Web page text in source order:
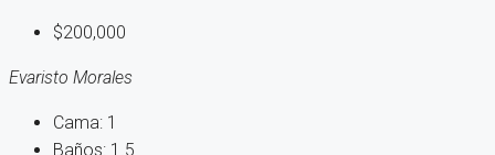
$200,000
Evaristo Morales
Cama: 1
Baños: 1.5